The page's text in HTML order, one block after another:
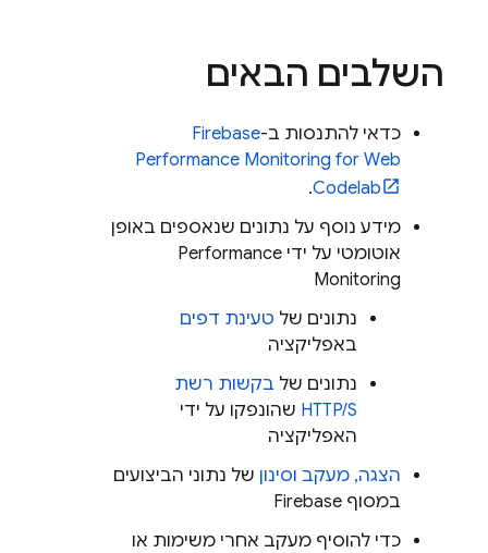
השלבים הבאים
כדאי להתנסות ב-Firebase
Performance Monitoring for Web
Codelab
.
מידע נוסף על נתונים שנאספים באופן
אוטומטי על ידי Performance
Monitoring
נתונים של טעינת דפים
באפליקציה
נתונים של בקשות רשת
HTTP/S שהונפקו על ידי
האפליקציה
הצגה, מעקב וסינון של נתוני הביצועים
במסוף Firebase
כדי להוסיף מעקב אחרי משימות או